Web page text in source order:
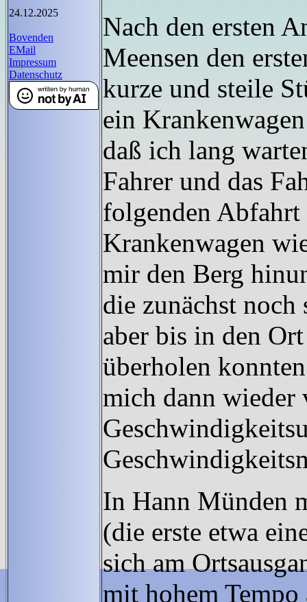
24.12.2025
Bovenden
EMail
Impressum
Datenschutz
Nach den ersten
Meensen den
kurze und steile
ein
daß ich lang
Fahrer und das
folgenden Abfahrt
Krankenwagen
mir den Berg
die zunächst
aber bis in den
überholen
mich dann wieder
In Hann Münden
(die erste etwa
sich am
mit hohem Tempo